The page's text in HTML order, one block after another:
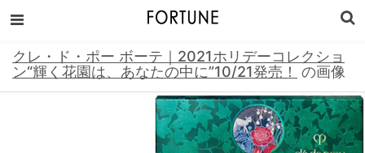
クレ・ド・ポー ボーテ｜2021ホリデーコレクショ
ン“輝く花園は、あなたの中に”10/21発売！
の画像